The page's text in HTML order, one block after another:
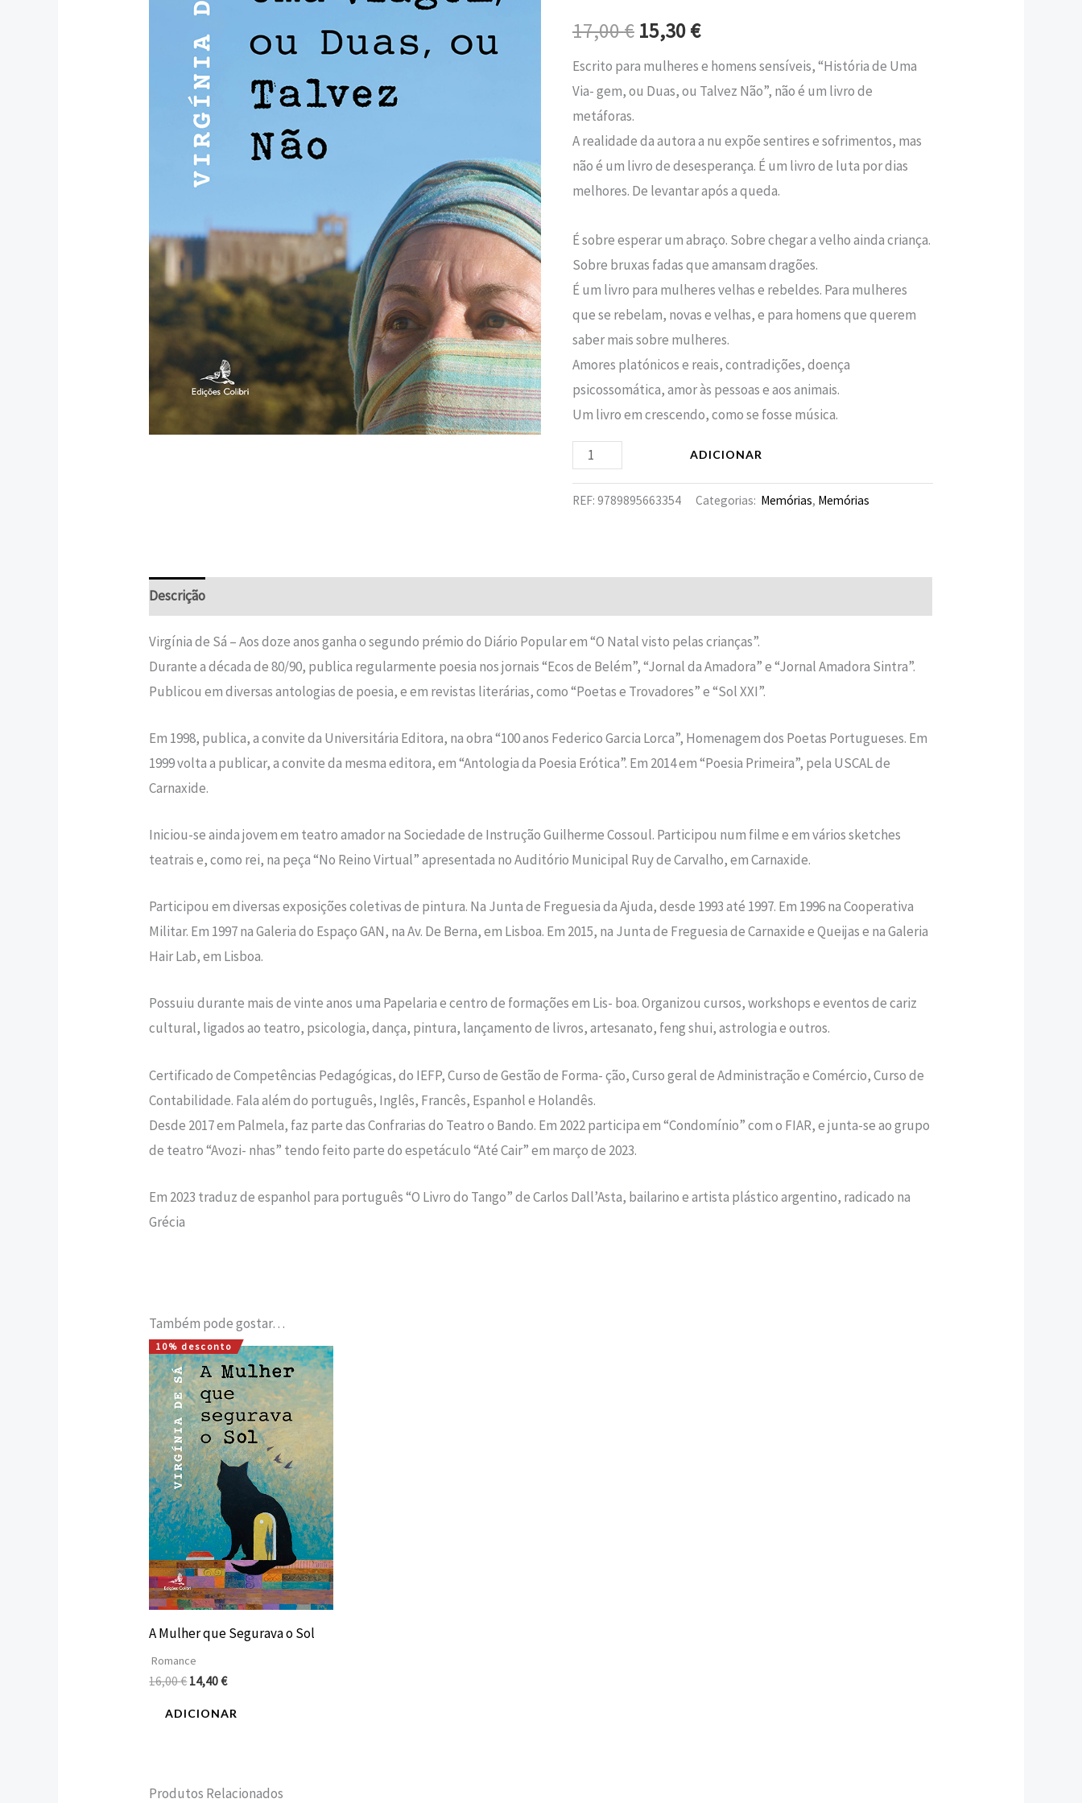
17,00€
17,00 €.
15,30€
Escrito para mulheres e homens sensíveis, “História de Uma
Via- gem, ou Duas, ou Talvez Não”, não é um livro de
metáforas.
A realidade da autora a nu expõe sentires e sofrimentos, mas
não é um livro de desesperança. É um livro de luta por dias
melhores. De levantar após a queda.
É sobre esperar um abraço. Sobre chegar a velho ainda criança.
Sobre bruxas fadas que amansam dragões.
É um livro para mulheres velhas e rebeldes. Para mulheres
que se rebelam, novas e velhas, e para homens que querem
saber mais sobre mulheres.
Amores platónicos e reais, contradições, doença
psicossomática, amor às pessoas e aos animais.
Um livro em crescendo, como se fosse música.
ou
duas,
ou
talvez
não
ADICIONAR
REF: 9789895663354 Categorias: Memórias, Memórias
Descrição
Virgínia de Sá – Aos doze anos ganha o segundo prémio do Diário Popular em “O Natal visto pelas crianças”.
Durante a década de 80/90, publica regularmente poesia nos jornais “Ecos de Belém”, “Jornal da Amadora” e “Jornal Amadora Sintra”.
Publicou em diversas antologias de poesia, e em revistas literárias, como “Poetas e Trovadores” e “Sol XXI”.
Em 1998, publica, a convite da Universitária Editora, na obra “100 anos Federico Garcia Lorca”, Homenagem dos Poetas Portugueses. Em
1999 volta a publicar, a convite da mesma editora, em “Antologia da Poesia Erótica”. Em 2014 em “Poesia Primeira”, pela USCAL de
Carnaxide.
Iniciou-se ainda jovem em teatro amador na Sociedade de Instrução Guilherme Cossoul. Participou num filme e em vários sketches
teatrais e, como rei, na peça “No Reino Virtual” apresentada no Auditório Municipal Ruy de Carvalho, em Carnaxide.
Participou em diversas exposições coletivas de pintura. Na Junta de Freguesia da Ajuda, desde 1993 até 1997. Em 1996 na Cooperativa
Militar. Em 1997 na Galeria do Espaço GAN, na Av. De Berna, em Lisboa. Em 2015, na Junta de Freguesia de Carnaxide e Queijas e na Galeria
Hair Lab, em Lisboa.
Possuiu durante mais de vinte anos uma Papelaria e centro de formações em Lis- boa. Organizou cursos, workshops e eventos de cariz
cultural, ligados ao teatro, psicologia, dança, pintura, lançamento de livros, artesanato, feng shui, astrologia e outros.
Certificado de Competências Pedagógicas, do IEFP, Curso de Gestão de Forma- ção, Curso geral de Administração e Comércio, Curso de
Contabilidade. Fala além do português, Inglês, Francês, Espanhol e Holandês.
Desde 2017 em Palmela, faz parte das Confrarias do Teatro o Bando. Em 2022 participa em “Condomínio” com o FIAR, e junta-se ao grupo
de teatro “Avozi- nhas” tendo feito parte do espetáculo “Até Cair” em março de 2023.
Em 2023 traduz de espanhol para português “O Livro do Tango” de Carlos Dall’Asta, bailarino e artista plástico argentino, radicado na
Grécia
Também pode gostar…
10% desconto
A Mulher que Segurava o Sol
Romance
16,00€
O
preço
original
era:
16,00 €.
14,40€
O
preço
atual
é:
14,40 €.
ADICIONAR
Produtos Relacionados